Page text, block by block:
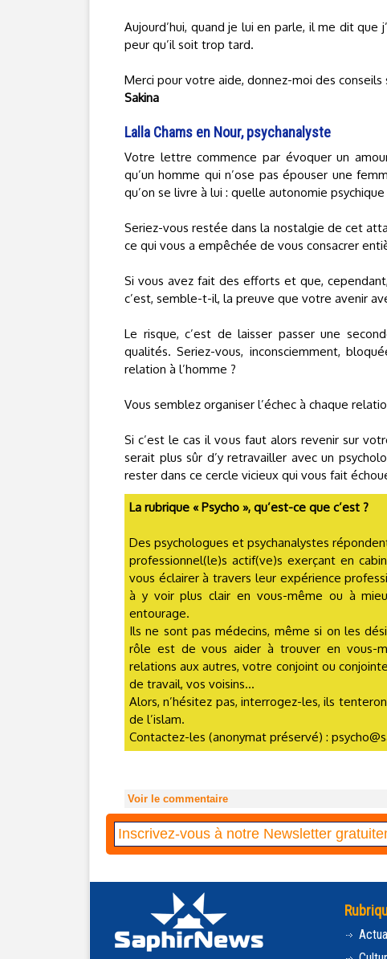
Aujourd’hui, quand je lui en parle, il me dit que
peur qu’il soit trop tard.
Merci pour votre aide, donnez-moi des conseils
Sakina
Lalla Chams en Nour, psychanalyste
Votre lettre commence par évoquer un
qu’un homme qui n’ose pas épouser une
qu’on se livre à lui : quelle autonomie
Seriez-vous restée dans la nostalgie de cet
ce qui vous a empêchée de vous consacrer
Si vous avez fait des efforts et que,
c’est, semble-t-il, la preuve que votre avenir
Le risque, c’est de laisser passer une
qualités. Seriez-vous, inconsciemment,
relation à l’homme ?
Vous semblez organiser l’échec à chaque
Si c’est le cas il vous faut alors revenir sur
serait plus sûr d’y retravailler avec un
rester dans ce cercle vicieux qui vous fait
La rubrique « Psycho », qu’est-ce que c’est ?
Des psychologues et psychanalystes
professionnel(le)s actif(ve)s exerçant en
vous éclairer à travers leur expérience
à y voir plus clair en vous-même ou à
entourage.
Ils ne sont pas médecins, même si on les
rôle est de vous aider à trouver en vous-
relations aux autres, votre conjoint ou
de travail, vos voisins...
Alors, n’hésitez pas, interrogez-les, ils
de l’islam.
Contactez-les (anonymat préservé) :
Voir le commentaire